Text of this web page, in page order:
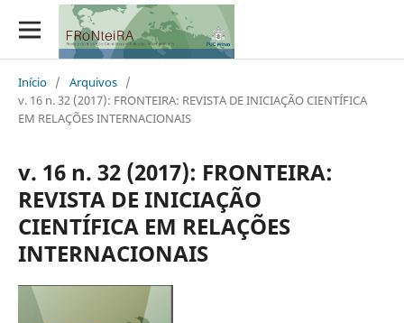
Início / Arquivos /
v. 16 n. 32 (2017): FRONTEIRA: REVISTA DE INICIAÇÃO CIENTÍFICA
EM RELAÇÕES INTERNACIONAIS
v. 16 n. 32 (2017): FRONTEIRA:
REVISTA DE INICIAÇÃO
CIENTÍFICA EM RELAÇÕES
INTERNACIONAIS